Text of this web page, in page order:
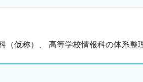
仮称）、 高等学校情報科の体系整